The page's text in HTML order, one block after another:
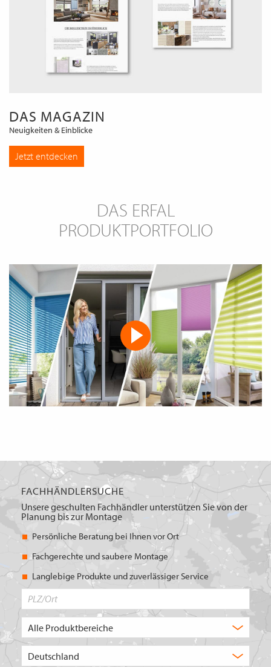
DAS MAGAZIN
Neuigkeiten & Einblicke
Jetzt entdecken
DAS ERFAL
PRODUKTPORTFOLIO
FACHHÄNDLERSUCHE
Unsere geschulten Fachhändler unterstützen Sie von der
Planung bis zur Montage
Persönliche Beratung bei Ihnen vor Ort
Fachgerechte und saubere Montage
Langlebige Produkte und zuverlässiger Service